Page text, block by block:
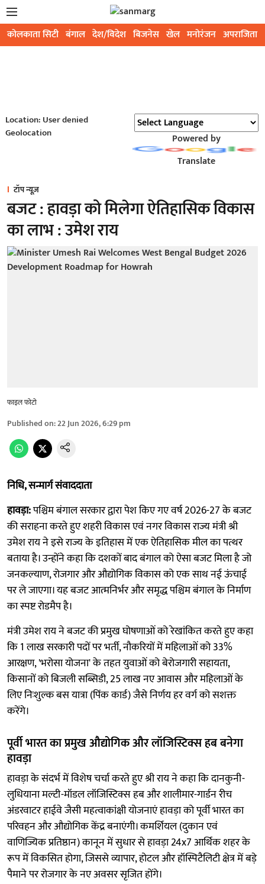
कोलकाता सिटी बंगाल देश/विदेश बिजनेस खेल मनोरंजन अपराजिता
Location: User denied
Geolocation
Powered by
Translate
टॉप न्यूज़
बजट : हावड़ा को मिलेगा ऐतिहासिक विकास
का लाभ : उमेश राय
फाइल फोटो
Published on:22 Jun 2026, 6:29 pm
निधि, सन्मार्ग संवाददाता
हावड़ा:पश्चिम बंगाल सरकार द्वारा पेश किए गए वर्ष 2026-27 के बजट
की सराहना करते हुए शहरी विकास एवं नगर विकास राज्य मंत्री श्री
उमेश राय ने इसे राज्य के इतिहास में एक ऐतिहासिक मील का पत्थर
बताया है। उन्होंने कहा कि दशकों बाद बंगाल को ऐसा बजट मिला है जो
जनकल्याण, रोजगार और औद्योगिक विकास को एक साथ नई ऊंचाई
पर ले जाएगा। यह बजट आत्मनिर्भर और समृद्ध पश्चिम बंगाल के निर्माण
का स्पष्ट रोडमैप है।
मंत्री उमेश राय ने बजट की प्रमुख घोषणाओं को रेखांकित करते हुए कहा
कि 1 लाख सरकारी पदों पर भर्ती, नौकरियों में महिलाओं को 33%
आरक्षण, 'भरोसा योजना' के तहत युवाओं को बेरोजगारी सहायता,
किसानों को बिजली सब्सिडी, 25 लाख नए आवास और महिलाओं के
लिए निःशुल्क बस यात्रा (पिंक कार्ड) जैसे निर्णय हर वर्ग को सशक्त
करेंगे।
पूर्वी भारत का प्रमुख औद्योगिक और लॉजिस्टिक्स हब बनेगा
हावड़ा
हावड़ा के संदर्भ में विशेष चर्चा करते हुए श्री राय ने कहा कि दानकुनी-
लुधियाना मल्टी-मॉडल लॉजिस्टिक्स हब और शालीमार-गार्डन रीच
अंडरवाटर हाईवे जैसी महत्वाकांक्षी योजनाएं हावड़ा को पूर्वी भारत का
परिवहन और औद्योगिक केंद्र बनाएंगी। कमर्शियल (दुकान एवं
वाणिज्यिक प्रतिष्ठान) कानून में सुधार से हावड़ा 24x7 आर्थिक शहर के
रूप में विकसित होगा, जिससे व्यापार, होटल और हॉस्पिटैलिटी क्षेत्र में बड़े
पैमाने पर रोजगार के नए अवसर सृजित होंगे।